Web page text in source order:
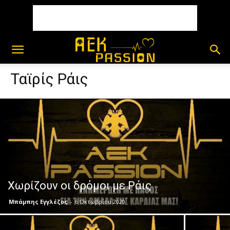
Ταϊρίς Ράις
Χωρίζουν οι δρόμοι με Ράις
Μπάμπης Εγγλέζος - 6 Οκτωβρίου 2020